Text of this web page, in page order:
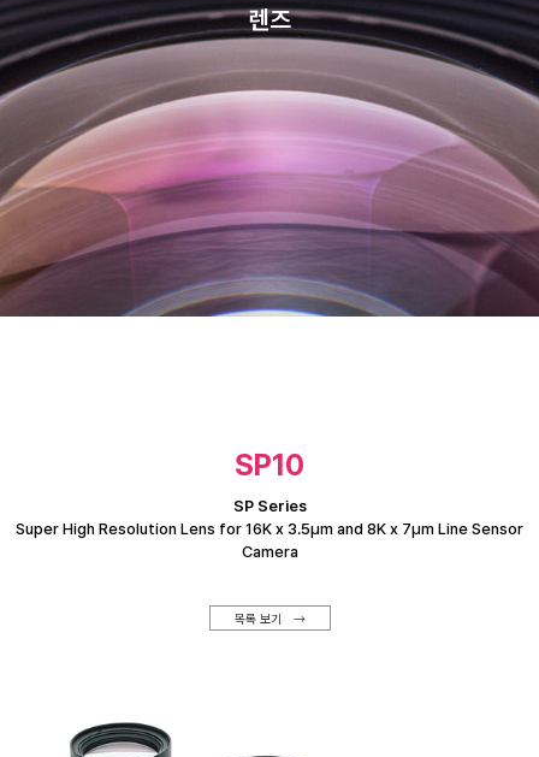
렌즈
SP10
SP Series
Super High Resolution Lens for 16K x 3.5μm and 8K x 7μm Line Sensor
Camera
목록 보기